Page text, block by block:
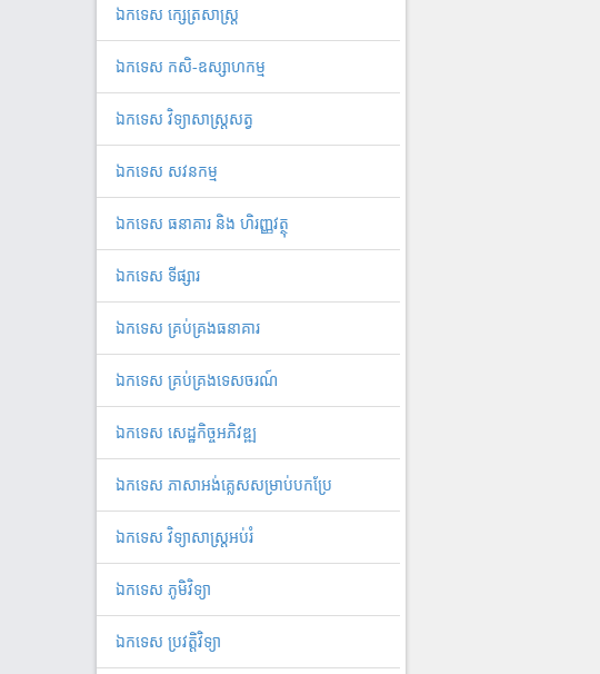
ឯកទេស ក្សេត្រសាស្ត្រ
ឯកទេស កសិ-ឧស្សាហកម្ម
ឯកទេស វិទ្យាសាស្ត្រសត្វ
ឯកទេស សវនកម្ម
ឯកទេស ធនាគារ និង ហិរញ្ញវត្ថុ
ឯកទេស ទីផ្សារ
ឯកទេស គ្រប់គ្រងធនាគារ
ឯកទេស គ្រប់គ្រងទេសចរណ៍
ឯកទេស សេដ្ឋកិច្ចអភិវឌ្ឍ
ឯកទេស ភាសាអង់គ្លេសសម្រាប់បកប្រែ
ឯកទេស វិទ្យាសាស្ត្រអប់រំ
ឯកទេស ភូមិវិទ្យា
ឯកទេស ប្រវត្តិវិទ្យា